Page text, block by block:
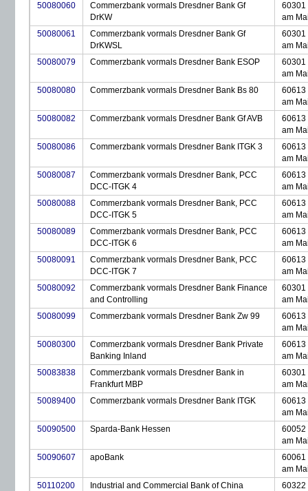
50080060
Commerzbank vormals Dresdner Bank Gf
DrKW
60301
am
50080061
Commerzbank vormals Dresdner Bank Gf
DrKWSL
60301
am
50080079
Commerzbank vormals Dresdner Bank ESOP
60301
am
50080080
Commerzbank vormals Dresdner Bank Bs 80
60613
am
50080082
Commerzbank vormals Dresdner Bank Gf AVB
60613
am
50080086
Commerzbank vormals Dresdner Bank ITGK 3
60613
am
50080087
Commerzbank vormals Dresdner Bank, PCC
DCC-ITGK 4
60613
am
50080088
Commerzbank vormals Dresdner Bank, PCC
DCC-ITGK 5
60613
am
50080089
Commerzbank vormals Dresdner Bank, PCC
DCC-ITGK 6
60613
am
50080091
Commerzbank vormals Dresdner Bank, PCC
DCC-ITGK 7
60613
am
50080092
Commerzbank vormals Dresdner Bank Finance
and Controlling
60301
am
50080099
Commerzbank vormals Dresdner Bank Zw 99
60613
am
50080300
Commerzbank vormals Dresdner Bank Private
Banking Inland
60613
am
50083838
Commerzbank vormals Dresdner Bank in
Frankfurt MBP
60301
am
50089400
Commerzbank vormals Dresdner Bank ITGK
60613
am
50090500
Sparda-Bank Hessen
60052
am
50090607
apoBank
60061
am
50110200
Industrial and Commercial Bank of China
60322